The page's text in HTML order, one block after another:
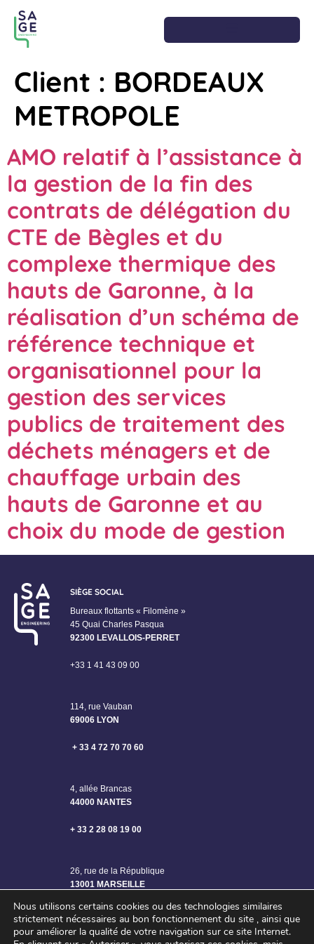
Client : BORDEAUX
METROPOLE
AMO relatif à l’assistance à
la gestion de la fin des
contrats de délégation du
CTE de Bègles et du
complexe thermique des
hauts de Garonne, à la
réalisation d’un schéma de
référence technique et
organisationnel pour la
gestion des services
publics de traitement des
déchets ménagers et de
chauffage urbain des
hauts de Garonne et au
choix du mode de gestion
SIÈGE SOCIAL
Bureaux flottants « Filomène »
45 Quai Charles Pasqua
92300 LEVALLOIS-PERRET
+33 1 41 43 09 00
114, rue Vauban
69006 LYON
+ 33 4 72 70 70 60
4, allée Brancas
44000 NANTES
+ 33 2 28 08 19 00
26, rue de la République
13001 MARSEILLE
Nous utilisons certains cookies ou des technologies similaires
strictement nécessaires au bon fonctionnement du site , ainsi que
pour améliorer la qualité de votre navigation sur ce site Internet.